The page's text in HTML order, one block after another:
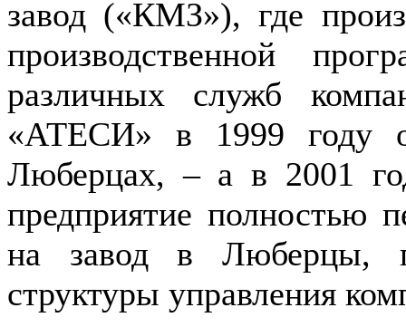
завод («КМЗ»), где
производственной
различных служб
«АТЕСИ» в 1999 году
Люберцах, – а в 2001
предприятие полностью
на завод в Люберцы,
структуры управления